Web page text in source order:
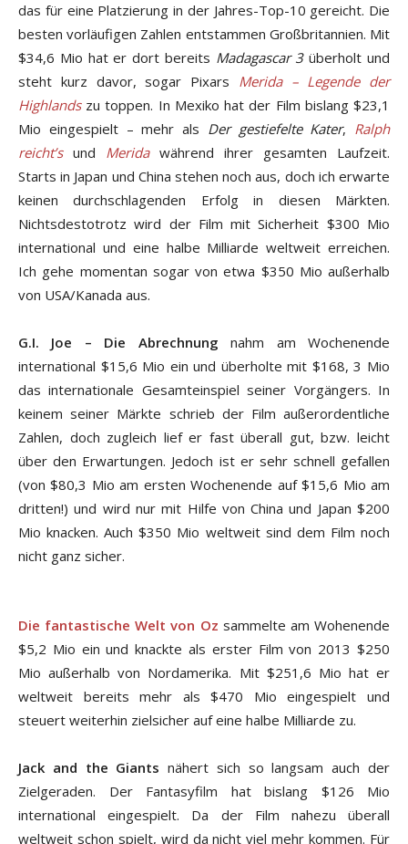
das für eine Platzierung in der Jahres-Top-10 gereicht. Die
besten vorläufigen Zahlen entstammen Großbritannien. Mit
$34,6 Mio hat er dort bereits Madagascar 3überholt und
steht kurz davor, sogar Pixars Merida – Legende der
Highlandszu toppen. In Mexiko hat der Film bislang $23,1
Mio eingespielt – mehr als Der gestiefelte Kater, Ralph
reicht’sund Meridawährend ihrer gesamten Laufzeit.
Starts in Japan und China stehen noch aus, doch ich erwarte
keinen durchschlagenden Erfolg in diesen Märkten.
Nichtsdestotrotz wird der Film mit Sicherheit $300 Mio
international und eine halbe Milliarde weltweit erreichen.
Ich gehe momentan sogar von etwa $350 Mio außerhalb
von USA/Kanada aus.
G.I. Joe – Die Abrechnung nahm am Wochenende
international $15,6 Mio ein und überholte mit $168, 3 Mio
das internationale Gesamteinspiel seiner Vorgängers. In
keinem seiner Märkte schrieb der Film außerordentliche
Zahlen, doch zugleich lief er fast überall gut, bzw. leicht
über den Erwartungen. Jedoch ist er sehr schnell gefallen
(von $80,3 Mio am ersten Wochenende auf $15,6 Mio am
dritten!) und wird nur mit Hilfe von China und Japan $200
Mio knacken. Auch $350 Mio weltweit sind dem Film noch
nicht ganz sicher.
Die fantastische Welt von Oz sammelte am Wohenende
$5,2 Mio ein und knackte als erster Film von 2013 $250
Mio außerhalb von Nordamerika. Mit $251,6 Mio hat er
weltweit bereits mehr als $470 Mio eingespielt und
steuert weiterhin zielsicher auf eine halbe Milliarde zu.
Jack and the Giants nähert sich so langsam auch der
Zielgeraden. Der Fantasyfilm hat bislang $126 Mio
international eingespielt. Da der Film nahezu überall
weltweit schon spielt, wird da nicht viel mehr kommen. Für